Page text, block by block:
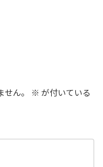
ん。 ※ が付いている